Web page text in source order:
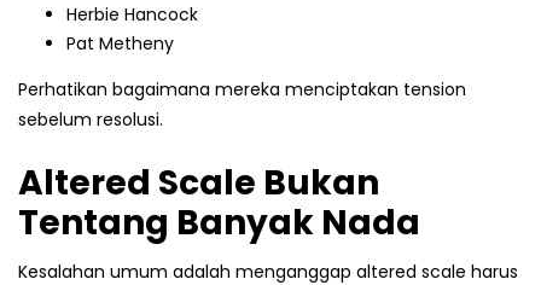
Herbie Hancock
Pat Metheny
Perhatikan bagaimana mereka menciptakan tension
sebelum resolusi.
Altered Scale Bukan
Tentang Banyak Nada
Kesalahan umum adalah menganggap altered scale harus